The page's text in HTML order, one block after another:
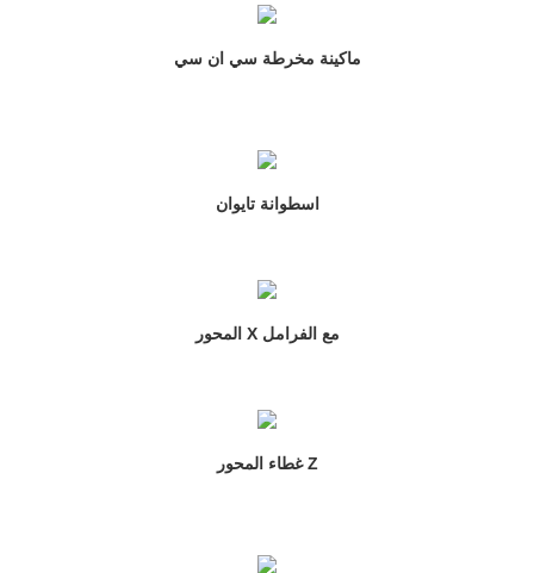
ماكينة مخرطة سي ان سي
اسطوانة تايوان
المحور X مع الفرامل
غطاء المحور Z